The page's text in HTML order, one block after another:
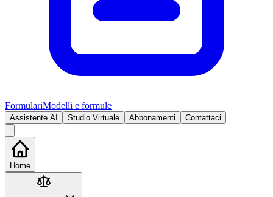
FormulariModelli e formule
Assistente AI Studio Virtuale Abbonamenti Contattaci
Home